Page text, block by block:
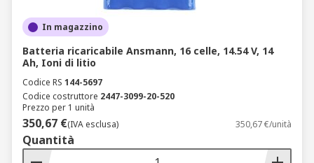
In magazzino
Batteria ricaricabile Ansmann, 16 celle, 14.54 V, 14
Ah, Ioni di litio
Codice RS 144-5697
Codice costruttore 2447-3099-20-520
Prezzo per 1 unità
350,67 €(IVA esclusa) 350,67 €/unità
Quantità